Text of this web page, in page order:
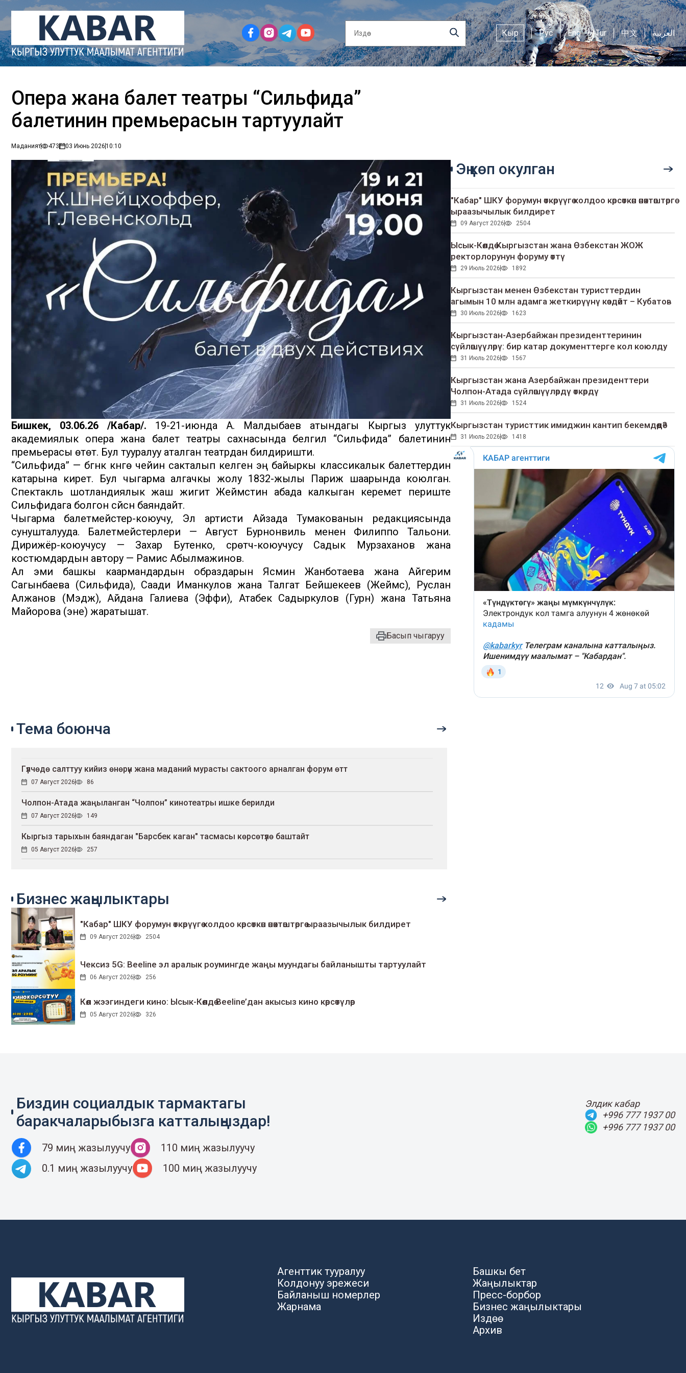
Кыр Рус Eng Tur 中文 العربية
Опера жана балет театры “Сильфида”
балетинин премьерасын тартуулайт
Маданият 473 03 Июнь 202610:10
Бишкек, 03.06.26 /Кабар/. 19-21-июнда А. Малдыбаев атындагы Кыргыз улуттук
академиялык опера жана балет театры сахнасында белгилүү “Сильфида” балетинин
премьерасы өтөт. Бул тууралуу аталган театрдан билдиришти.
“Сильфида” — бүгүнкү күнгө чейин сакталып келген эң байыркы классикалык балеттердин
катарына кирет. Бул чыгарма алгачкы жолу 1832-жылы Париж шаарында коюлган.
Спектакль шотландиялык жаш жигит Жеймстин абада калкыган керемет периште
Сильфидага болгон сүйүүсүн баяндайт.
Чыгарма балетмейстер-коюучу, Эл артисти Айзада Тумакованын редакциясында
сунушталууда. Балетмейстерлери — Август Бурнонвиль менен Филиппо Тальони.
Дирижёр-коюучусу — Захар Бутенко, сүрөтчү-коюучусу Садык Мурзаханов жана
костюмдардын автору — Рамис Абылмажинов.
Ал эми башкы каармандардын образдарын Ясмин Жанботаева жана Айгерим
Сагынбаева (Сильфида), Саади Иманкулов жана Талгат Бейшекеев (Жеймс), Руслан
Алжанов (Мэдж), Айдана Галиева (Эффи), Атабек Садыркулов (Гурн) жана Татьяна
Майорова (эне) жаратышат.
Басып чыгаруу
Эң көп окулган
"Кабар" ШКУ форумун өткөрүүгө колдоо көрсөткөн өнөктөштөргө
ыраазычылык билдирет
09 Август 2026 2504
Ысык-Көлдө Кыргызстан жана Өзбекстан ЖОЖ
ректорлорунун форуму өттү
29 Июль 2026 1892
Кыргызстан менен Өзбекстан туристтердин
агымын 10 млн адамга жеткирүүнү көздөйт – Кубатов
30 Июль 2026 1623
Кыргызстан-Азербайжан президенттеринин
сүйлөшүүлөрү: бир катар документтерге кол коюлду
31 Июль 2026 1567
Кыргызстан жана Азербайжан президенттери
Чолпон-Атада сүйлөшүүлөрдү өткөрдү
31 Июль 2026 1524
Кыргызстан туристтик имиджин кантип бекемдөөдө?
31 Июль 2026 1418
Тема боюнча
Гүлчөдө салттуу кийиз өнөрүн жана маданий мурасты сактоого арналган форум өттү
07 Август 2026 86
Чолпон-Атада жаңыланган “Чолпон” кинотеатры ишке берилди
07 Август 2026 149
Кыргыз тарыхын баяндаган "Барсбек каган" тасмасы көрсөтүлө баштайт
05 Август 2026 257
Бизнес жаңылыктары
"Кабар" ШКУ форумун өткөрүүгө колдоо көрсөткөн өнөктөштөргө ыраазычылык билдирет
09 Август 2026 2504
Чексиз 5G: Beeline эл аралык роумингде жаңы муундагы байланышты тартуулайт
06 Август 2026 256
Көл жээгиндеги кино: Ысык-Көлдө Beeline’дан акысыз кино көрсөтүлөр
05 Август 2026 326
Биздин социалдык тармактагы
баракчаларыбызга катталыңыздар!
79 миң жазылуучу
110 миң жазылуучу
0.1 миң жазылуучу
100 миң жазылуучу
Элдик кабар
+996 777 1937 00
+996 777 1937 00
Агенттик тууралуу
Колдонуу эрежеси
Байланыш номерлер
Жарнама
Башкы бет
Жаңылыктар
Пресс-борбор
Бизнес жаңылыктары
Издөө
Архив